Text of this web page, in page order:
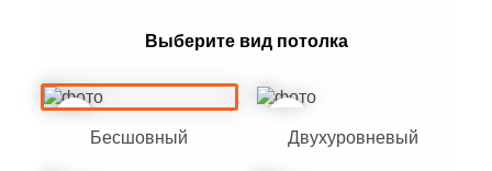
Выберите вид потолка
Бесшовный Двухуровневый